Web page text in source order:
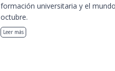
formación universitaria y el
octubre.
Leer más